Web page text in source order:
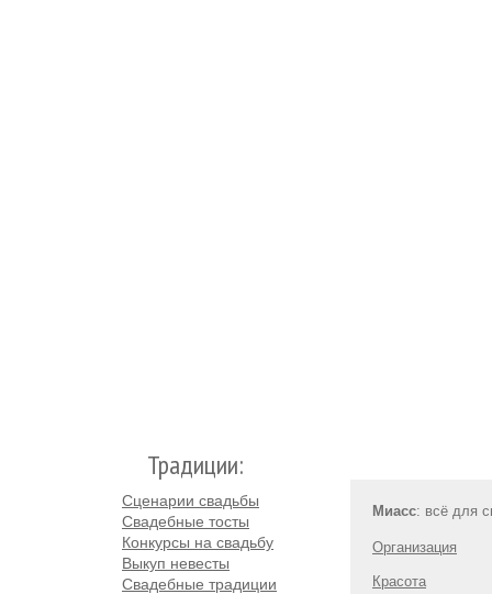
Традиции:
Сценарии свадьбы
Свадебные тосты
Конкурсы на свадьбу
Выкуп невесты
Свадебные традиции
Миасс: всё для
Организация
Красота